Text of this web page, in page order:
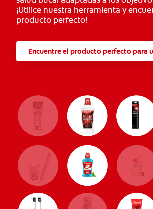
¡Utilice nuestra herramienta y
producto perfecto!
Encuentre el producto perfecto para